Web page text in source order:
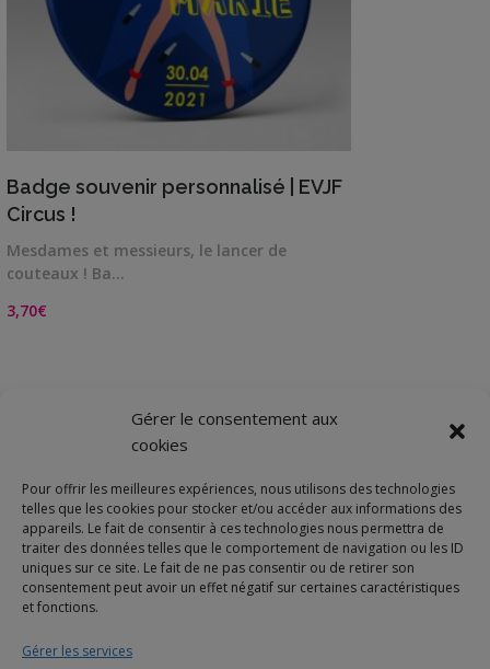
Gérer le consentement aux
cookies
Pour offrir les meilleures expériences, nous utilisons des technologies
telles que les cookies pour stocker et/ou accéder aux informations des
appareils. Le fait de consentir à ces technologies nous permettra de
traiter des données telles que le comportement de navigation ou les ID
uniques sur ce site. Le fait de ne pas consentir ou de retirer son
consentement peut avoir un effet négatif sur certaines caractéristiques
et fonctions.
Gérer les services
Badge souvenir personnalisé | EVJF
Circus !
Mesdames et messieurs, le lancer de
couteaux ! Ba…
3,70€
3 4
27
28 →